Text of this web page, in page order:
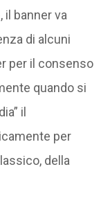
banner va
di alcuni
per il consenso
quando si
il
per
della